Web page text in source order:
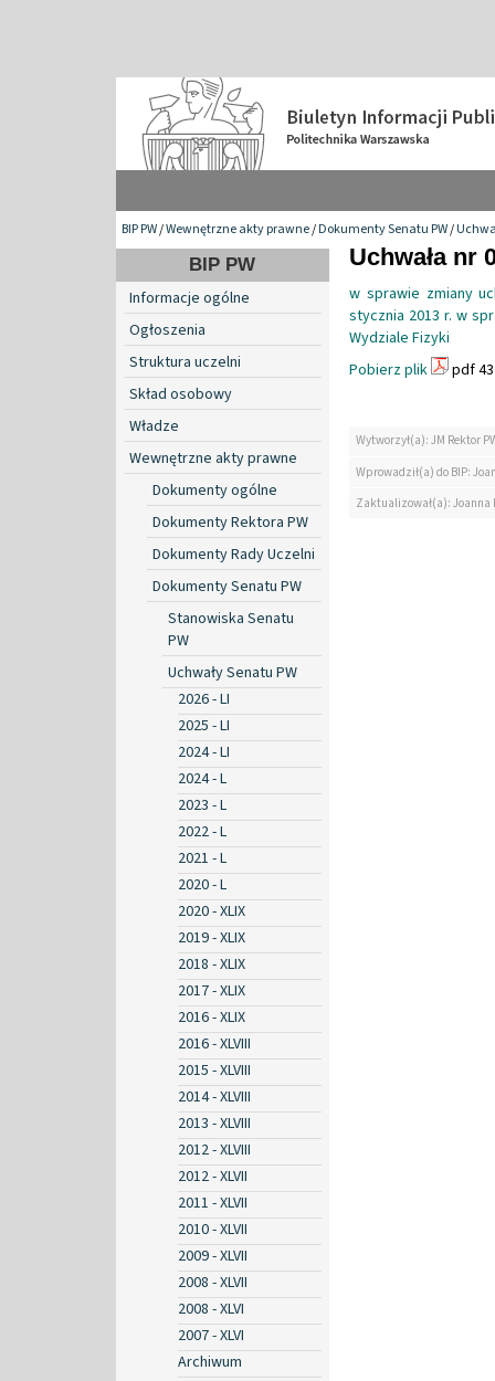
BIP PW/Wewnętrzne akty prawne/Dokumenty Senatu PW/
BIP PW
Informacje ogólne
Ogłoszenia
Struktura uczelni
Skład osobowy
Władze
Wewnętrzne akty prawne
Dokumenty ogólne
Dokumenty Rektora PW
Dokumenty Rady Uczelni
Dokumenty Senatu PW
Stanowiska Senatu
PW
Uchwały Senatu PW
2026 - LI
2025 - LI
2024 - LI
2024 - L
2023 - L
2022 - L
2021 - L
2020 - L
2020 - XLIX
2019 - XLIX
2018 - XLIX
2017 - XLIX
2016 - XLIX
2016 - XLVIII
2015 - XLVIII
2014 - XLVIII
2013 - XLVIII
2012 - XLVIII
2012 - XLVII
2011 - XLVII
2010 - XLVII
2009 - XLVII
2008 - XLVII
2008 - XLVI
2007 - XLVI
Archiwum
Uchwała nr
w sprawie zmiany
stycznia 2013 r. w
Wydziale Fizyki
Pobierz plik
pdf
Wytworzył(a): JM Rektor
Wprowadził(a) do BIP:
Zaktualizował(a):